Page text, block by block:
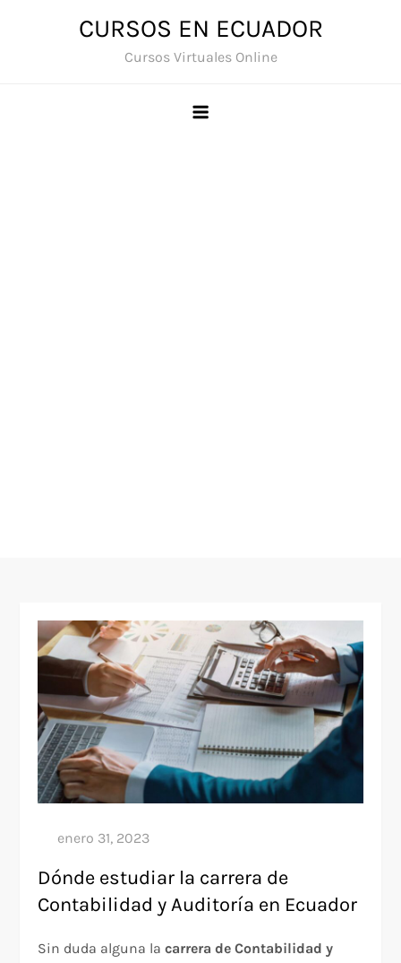
CURSOS EN ECUADOR
Cursos Virtuales Online
Dónde estudiar la carrera de
Contabilidad y Auditoría en Ecuador
Sin duda alguna lacarrera de Contabilidad y